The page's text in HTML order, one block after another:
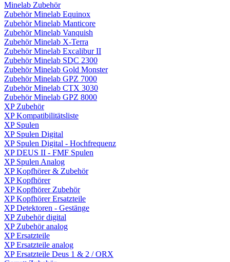
Minelab Zubehör
Zubehör Minelab Equinox
Zubehör Minelab Manticore
Zubehör Minelab Vanquish
Zubehör Minelab X-Terra
Zubehör Minelab Excalibur II
Zubehör Minelab SDC 2300
Zubehör Minelab Gold Monster
Zubehör Minelab GPZ 7000
Zubehör Minelab CTX 3030
Zubehör Minelab GPZ 8000
XP Zubehör
XP Kompatibilitätsliste
XP Spulen
XP Spulen Digital
XP Spulen Digital - Hochfrequenz
XP DEUS II - FMF Spulen
XP Spulen Analog
XP Kopfhörer & Zubehör
XP Kopfhörer
XP Kopfhörer Zubehör
XP Kopfhörer Ersatzteile
XP Detektoren - Gestänge
XP Zubehör digital
XP Zubehör analog
XP Ersatzteile
XP Ersatzteile analog
XP Ersatzteile Deus 1 & 2 / ORX